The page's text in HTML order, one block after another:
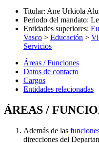
Titular: Ane Urkiola
Periodo del mandato:
Entidades superiores:
Vasco > Educación >
Servicios
Áreas / Funciones
Datos de contacto
Cargos
Entidades relacionadas
ÁREAS /
Además de las
direcciones del